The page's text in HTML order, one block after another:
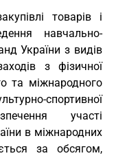
товарів і
навчально-
України з видів
з фізичної
та міжнародного
спортивної
участі
в міжнародних
за обсягом,